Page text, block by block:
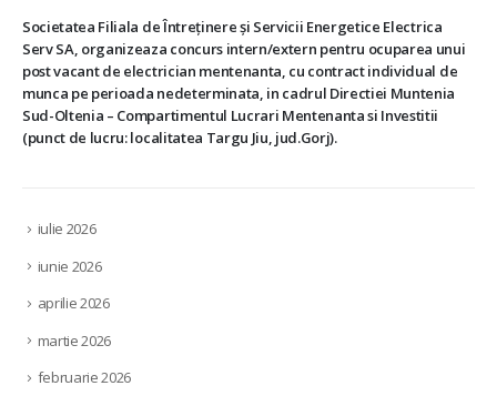
Societatea Filiala de Întreţinere şi Servicii Energetice Electrica
Serv SA, organizeaza concurs intern/extern pentru ocuparea unui
post vacant de electrician mentenanta, cu contract individual de
munca pe perioada nedeterminata, in cadrul Directiei Muntenia
Sud-Oltenia – Compartimentul Lucrari Mentenanta si Investitii
(punct de lucru: localitatea Targu Jiu, jud.Gorj).
iulie 2026
iunie 2026
aprilie 2026
martie 2026
februarie 2026